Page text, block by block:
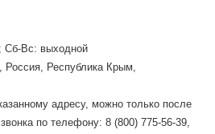
Сб-Вс: выходной
Россия, Республика Крым,
адресу, можно только после
по телефону: 8 (800) 775-56-39,